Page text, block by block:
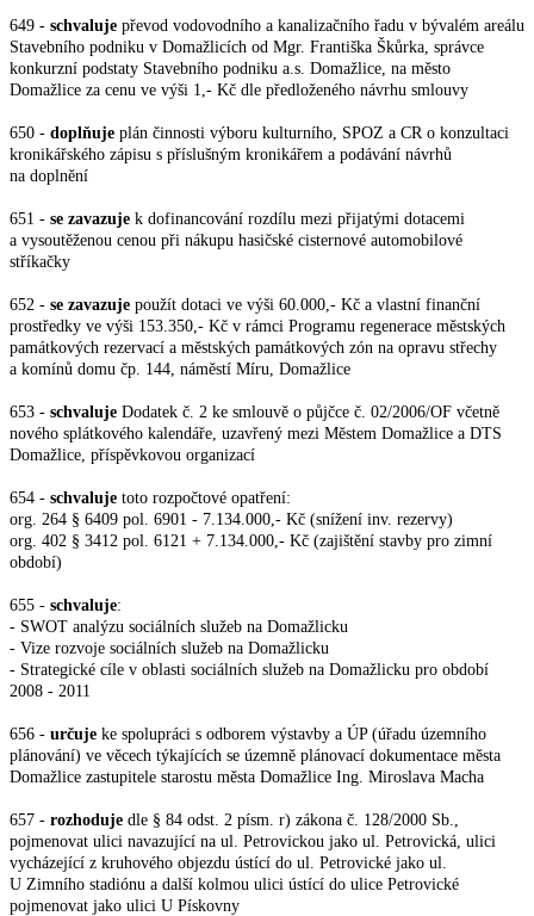
649 - schvaluje převod vodovodního a kanalizačního řadu v bývalém areálu
Stavebního podniku v Domažlicích od Mgr. Františka Škůrka, správce
konkurzní podstaty Stavebního podniku a.s. Domažlice, na město
Domažlice za cenu ve výši 1,- Kč dle předloženého návrhu smlouvy
650 - doplňuje plán činnosti výboru kulturního, SPOZ a CR o konzultaci
kronikářského zápisu s příslušným kronikářem a podávání návrhů
na doplnění
651 - se zavazuje k dofinancování rozdílu mezi přijatými dotacemi
a vysoutěženou cenou při nákupu hasičské cisternové automobilové
stříkačky
652 - se zavazuje použít dotaci ve výši 60.000,- Kč a vlastní finanční
prostředky ve výši 153.350,- Kč v rámci Programu regenerace městských
památkových rezervací a městských památkových zón na opravu střechy
a komínů domu čp. 144, náměstí Míru, Domažlice
653 - schvaluje Dodatek č. 2 ke smlouvě o půjčce č. 02/2006/OF včetně
nového splátkového kalendáře, uzavřený mezi Městem Domažlice a DTS
Domažlice, příspěvkovou organizací
654 - schvaluje toto rozpočtové opatření:
org. 264 § 6409 pol. 6901 - 7.134.000,- Kč (snížení inv. rezervy)
org. 402 § 3412 pol. 6121 + 7.134.000,- Kč (zajištění stavby pro zimní
období)
655 - schvaluje:
- SWOT analýzu sociálních služeb na Domažlicku
- Vize rozvoje sociálních služeb na Domažlicku
- Strategické cíle v oblasti sociálních služeb na Domažlicku pro období
2008 - 2011
656 - určuje ke spolupráci s odborem výstavby a ÚP (úřadu územního
plánování) ve věcech týkajících se územně plánovací dokumentace města
Domažlice zastupitele starostu města Domažlice Ing. Miroslava Macha
657 - rozhoduje dle § 84 odst. 2 písm. r) zákona č. 128/2000 Sb.,
pojmenovat ulici navazující na ul. Petrovickou jako ul. Petrovická, ulici
vycházející z kruhového objezdu ústící do ul. Petrovické jako ul.
U Zimního stadiónu a další kolmou ulici ústící do ulice Petrovické
pojmenovat jako ulici U Pískovny